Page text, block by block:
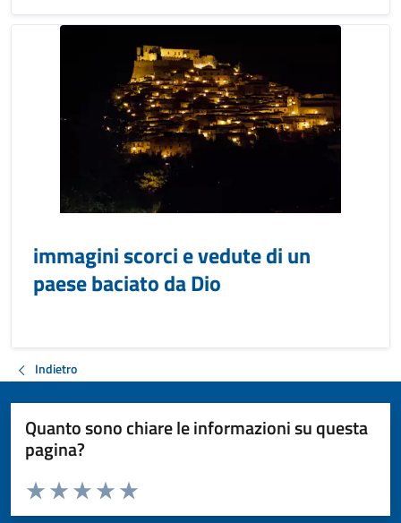
immagini scorci e vedute di un
paese baciato da Dio
Indietro
Quanto sono chiare le informazioni su questa
pagina?
Valuta da 1 a 5 stelle la pagina
Valuta 5 stelle su 5
Valuta 4 stelle su 5
Valuta 3 stelle su 5
Valuta 2 stelle su 5
Valuta 1 stelle su 5